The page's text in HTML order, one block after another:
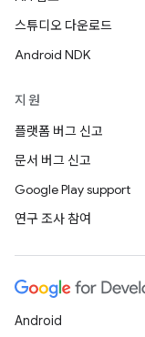
스튜디오 다운로드
Android NDK
지원
플랫폼 버그 신고
문서 버그 신고
Google Play support
연구 조사 참여
Android